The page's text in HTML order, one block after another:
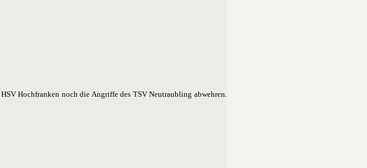
Hochfranken noch die Angriffe des TSV Neutraubling abwehren.